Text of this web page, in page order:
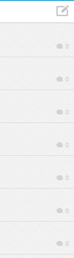
0
0
0
0
0
0
0